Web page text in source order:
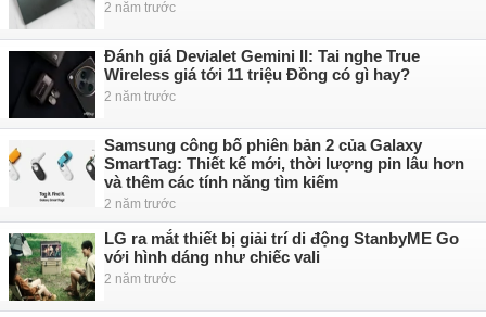
2 năm trước
Đánh giá Devialet Gemini II: Tai nghe True
Wireless giá tới 11 triệu Đồng có gì hay?
2 năm trước
Samsung công bố phiên bản 2 của Galaxy
SmartTag: Thiết kế mới, thời lượng pin lâu hơn
và thêm các tính năng tìm kiếm
2 năm trước
LG ra mắt thiết bị giải trí di động StanbyME Go
với hình dáng như chiếc vali
2 năm trước